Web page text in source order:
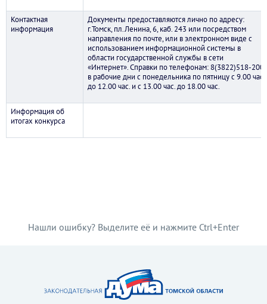
Контактная
информация
Документы предоставляются лично по адресу:
г.Томск, пл.Ленина, 6, каб. 243 или посредством
направления по почте, или в электронном виде с
использованием информационной системы в
области государственной службы в сети
«Интернет». Справки по телефонам: 8(3822)518-200
в рабочие дни с понедельника по пятницу с 9.00 час.
до 12.00 час. и с 13.00 час. до 18.00 час.
Информация об
итогах конкурса
Нашли ошибку? Выделите её и нажмите Ctrl+Enter